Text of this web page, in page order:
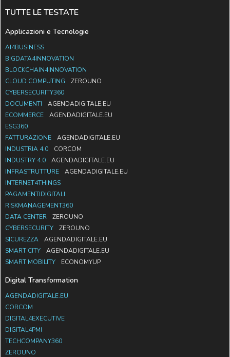
TUTTE LE TESTATE
Applicazioni e Tecnologie
AI4BUSINESS
BIGDATA4INNOVATION
BLOCKCHAIN4INNOVATION
CLOUD COMPUTING
ZEROUNO
CYBERSECURITY360
DOCUMENTI
AGENDADIGITALE.EU
ECOMMERCE
AGENDADIGITALE.EU
ESG360
FATTURAZIONE
AGENDADIGITALE.EU
INDUSTRIA 4.0
CORCOM
INDUSTRY 4.0
AGENDADIGITALE.EU
INFRASTRUTTURE
AGENDADIGITALE.EU
INTERNET4THINGS
PAGAMENTIDIGITALI
RISKMANAGEMENT360
DATA CENTER
ZEROUNO
CYBERSECURITY
ZEROUNO
SICUREZZA
AGENDADIGITALE.EU
SMART CITY
AGENDADIGITALE.EU
SMART MOBILITY
ECONOMYUP
Digital Transformation
AGENDADIGITALE.EU
CORCOM
DIGITAL4EXECUTIVE
DIGITAL4PMI
TECHCOMPANY360
ZEROUNO